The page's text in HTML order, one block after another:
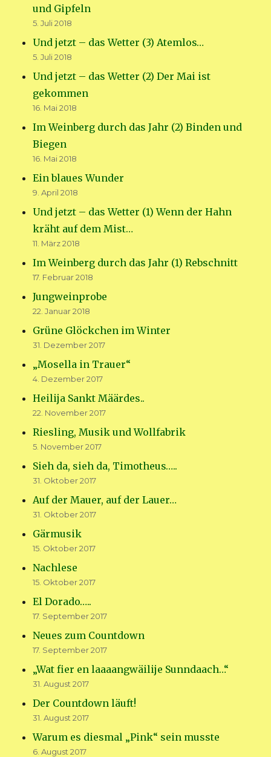
und Gipfeln
5. Juli 2018
Und jetzt – das Wetter (3) Atemlos…
5. Juli 2018
Und jetzt – das Wetter (2) Der Mai ist
gekommen
16. Mai 2018
Im Weinberg durch das Jahr (2) Binden und
Biegen
16. Mai 2018
Ein blaues Wunder
9. April 2018
Und jetzt – das Wetter (1) Wenn der Hahn
kräht auf dem Mist…
11. März 2018
Im Weinberg durch das Jahr (1) Rebschnitt
17. Februar 2018
Jungweinprobe
22. Januar 2018
Grüne Glöckchen im Winter
31. Dezember 2017
„Mosella in Trauer“
4. Dezember 2017
Heilija Sankt Määrdes..
22. November 2017
Riesling, Musik und Wollfabrik
5. November 2017
Sieh da, sieh da, Timotheus…..
31. Oktober 2017
Auf der Mauer, auf der Lauer…
31. Oktober 2017
Gärmusik
15. Oktober 2017
Nachlese
15. Oktober 2017
El Dorado…..
17. September 2017
Neues zum Countdown
17. September 2017
„Wat fier en laaaangwäilije Sunndaach…“
31. August 2017
Der Countdown läuft!
31. August 2017
Warum es diesmal „Pink“ sein musste
6. August 2017